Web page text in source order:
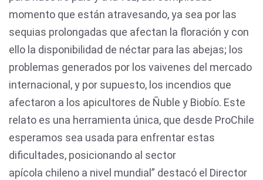
momento que están atravesando, ya sea por las
sequias prolongadas que afectan la floración y con
ello la disponibilidad de néctar para las abejas; los
problemas generados por los vaivenes del mercado
internacional, y por supuesto, los incendios que
afectaron a los apicultores de Ñuble y Biobío. Este
relato es una herramienta única, que desde ProChile
esperamos sea usada para enfrentar estas
dificultades, posicionando al sector
apícola chileno a nivel mundial” destacó el Director